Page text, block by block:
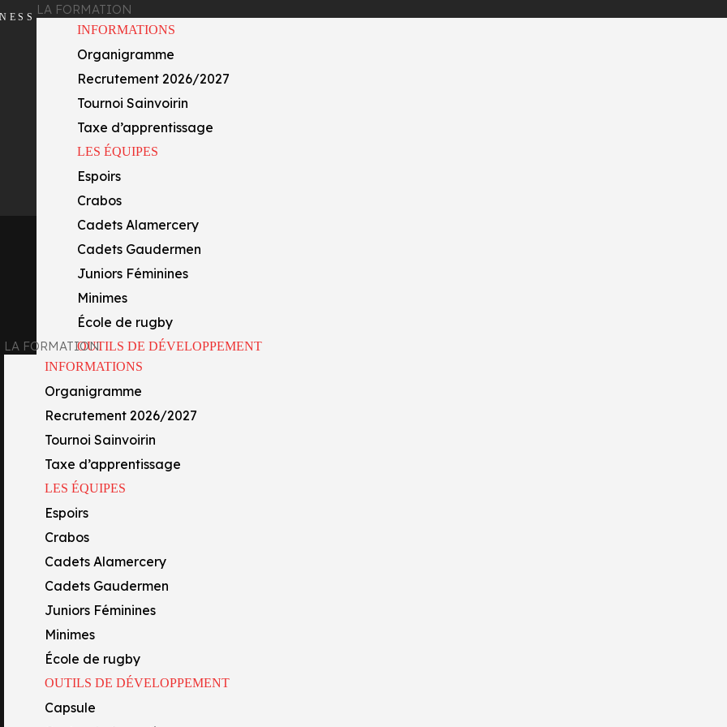
LA FORMATION
INFORMATIONS
Organigramme
Recrutement 2026/2027
Tournoi Sainvoirin
Taxe d’apprentissage
LES ÉQUIPES
Espoirs
Crabos
Cadets Alamercery
Cadets Gaudermen
Juniors Féminines
Minimes
École de rugby
OUTILS DE DÉVELOPPEMENT
Capsule
Centre de formation
Académie FFR
Oyo’Sphère
École Technique Privée
Section lycée
Section collège
Formations professionnelles
LA FORMATION
INFORMATIONS
Organigramme
Recrutement 2026/2027
Tournoi Sainvoirin
Taxe d’apprentissage
LES ÉQUIPES
Espoirs
Crabos
Cadets Alamercery
Cadets Gaudermen
Juniors Féminines
Minimes
École de rugby
OUTILS DE DÉVELOPPEMENT
Capsule
PARRAIN DE MATCH FACE À AGEN
pour le compte de la 25ème journée de PRO D2, avait comme parrain la société
distribue des matières plastiques de spécialités, des matières biosourcées et recyclées, et apporte une expertise
tout particulièrement